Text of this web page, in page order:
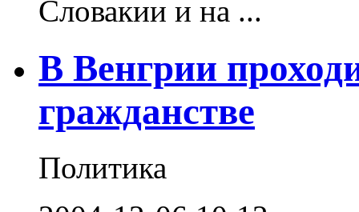
Словакии и на ...
В Венгрии
гражданстве
Политика